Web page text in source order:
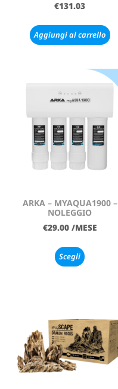
€131.03
Aggiungi al carrello
ARKA – MYAQUA1900 –
NOLEGGIO
€29.00 /MESE
Scegli